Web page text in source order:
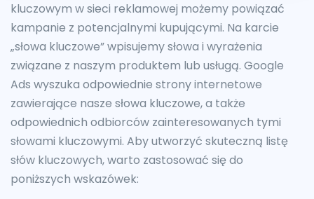
kluczowym w sieci reklamowej możemy powiązać
kampanie z potencjalnymi kupującymi. Na karcie
„słowa kluczowe” wpisujemy słowa i wyrażenia
związane z naszym produktem lub usługą. Google
Ads wyszuka odpowiednie strony internetowe
zawierające nasze słowa kluczowe, a także
odpowiednich odbiorców zainteresowanych tymi
słowami kluczowymi. Aby utworzyć skuteczną listę
słów kluczowych, warto zastosować się do
poniższych wskazówek: